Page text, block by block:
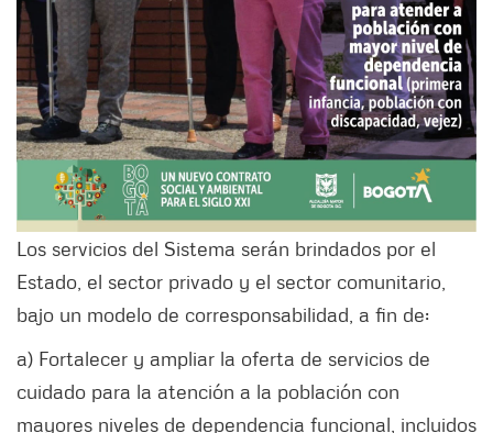
Los servicios del Sistema serán brindados por el
Estado, el sector privado y el sector comunitario,
bajo un modelo de corresponsabilidad, a fin de:
a) Fortalecer y ampliar la oferta de servicios de
cuidado para la atención a la población con
mayores niveles de dependencia funcional, incluidos